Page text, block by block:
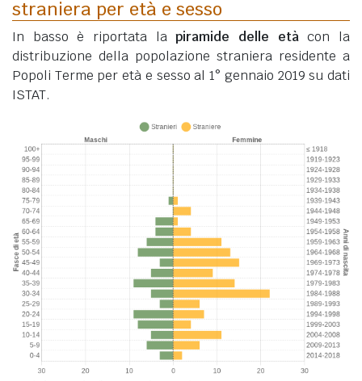
straniera per età e sesso
In basso è riportata lapiramide delle etàcon la
distribuzione della popolazione straniera residente a
Popoli Terme per età e sesso al 1° gennaio 2019 su dati
ISTAT.